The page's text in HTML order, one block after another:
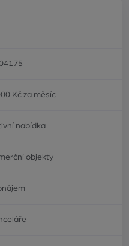
Kč za měsíc
nabídka
objekty